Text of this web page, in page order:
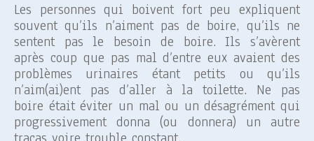
Les personnes qui boivent fort peu expliquent
souvent qu’ils n’aiment pas de boire, qu’ils ne
sentent pas le besoin de boire. Ils s’avèrent
après coup que pas mal d’entre eux avaient des
problèmes urinaires étant petits ou qu’ils
n’aim(ai)ent pas d’aller à la toilette. Ne pas
boire était éviter un mal ou un désagrément qui
progressivement donna (ou donnera) un autre